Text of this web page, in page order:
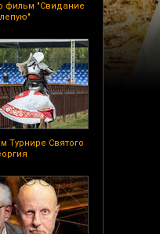
фильм "Свидание
Турнире Святого